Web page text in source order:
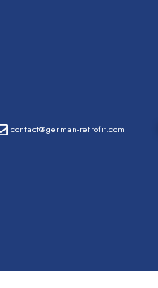
contact@german-retrofit.com